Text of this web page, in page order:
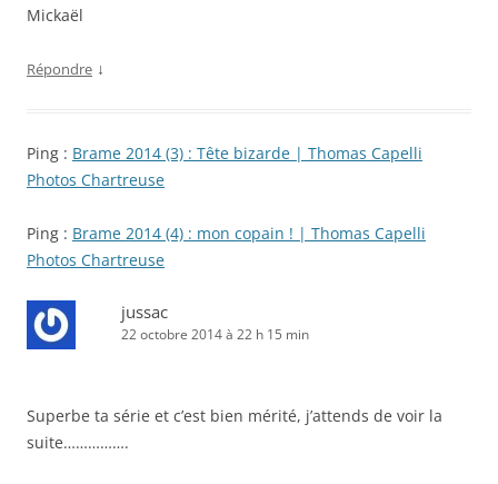
Mickaël
Répondre ↓
Ping : Brame 2014 (3) : Tête bizarde | Thomas Capelli
Photos Chartreuse
Ping : Brame 2014 (4) : mon copain ! | Thomas Capelli
Photos Chartreuse
jussac
22 octobre 2014 à 22 h 15 min
Superbe ta série et c’est bien mérité, j’attends de voir la
suite…………….